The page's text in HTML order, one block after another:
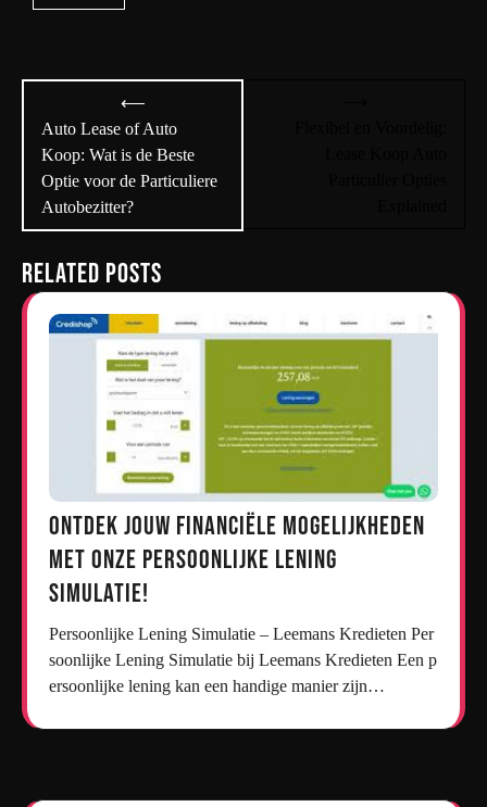
navigatie
⟵
Auto Lease of Auto
Koop: Wat is de Beste
Optie voor de Particuliere
Autobezitter?
Related Posts
Ontdek jouw financiële mogelijkheden
met onze persoonlijke lening
simulatie!
Persoonlijke Lening Simulatie – Leemans Kredieten Per
soonlijke Lening Simulatie bij Leemans Kredieten Een p
ersoonlijke lening kan een handige manier zijn…